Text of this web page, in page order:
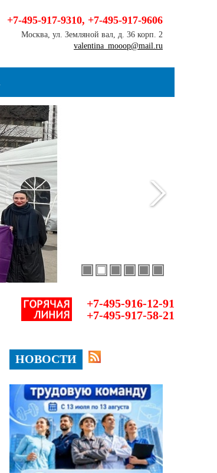
+7-495-917-9310, +7-495-917-9606
Москва, ул. Земляной вал, д. 36 корп. 2
valentina_mooop@mail.ru
+7-495-916-12-91
+7-495-917-58-21
НОВОСТИ